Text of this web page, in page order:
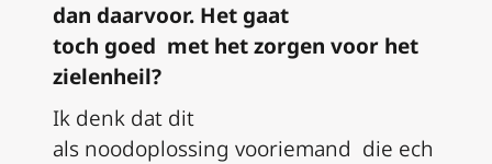
dan daarvoor. Het gaat
toch goed met het zorgen voor het
zielenheil?
Ik denk dat dit
als noodoplossing vooriemand die ech